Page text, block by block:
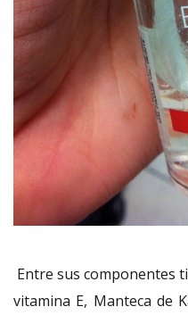
Entre sus componentes
vitamina E, Manteca de